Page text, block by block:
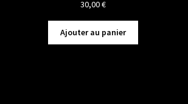
30,00€
Ajouter au panier